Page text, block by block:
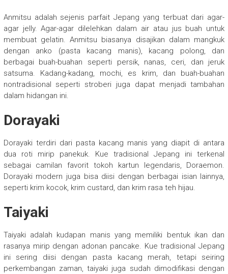
Anmitsu adalah sejenis parfait Jepang yang terbuat dari agar-
agar jelly. Agar-agar dilelehkan dalam air atau jus buah untuk
membuat gelatin. Anmitsu biasanya disajikan dalam mangkuk
dengan anko (pasta kacang manis), kacang polong, dan
berbagai buah-buahan seperti persik, nanas, ceri, dan jeruk
satsuma. Kadang-kadang, mochi, es krim, dan buah-buahan
nontradisional seperti stroberi juga dapat menjadi tambahan
dalam hidangan ini.
Dorayaki
Dorayaki terdiri dari pasta kacang manis yang diapit di antara
dua roti mirip panekuk. Kue tradisional Jepang ini terkenal
sebagai camilan favorit tokoh kartun legendaris, Doraemon.
Dorayaki modern juga bisa diisi dengan berbagai isian lainnya,
seperti krim kocok, krim custard, dan krim rasa teh hijau.
Taiyaki
Taiyaki adalah kudapan manis yang memiliki bentuk ikan dan
rasanya mirip dengan adonan pancake. Kue tradisional Jepang
ini sering diisi dengan pasta kacang merah, tetapi seiring
perkembangan zaman, taiyaki juga sudah dimodifikasi dengan